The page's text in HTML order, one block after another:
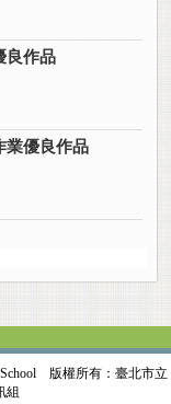
良作品
業優良作品
School 版權所有：臺北市立
組